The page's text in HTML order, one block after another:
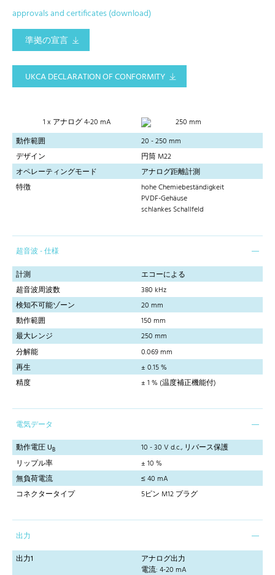
approvals and certificates (download)
準拠の宣言
UKCA DECLARATION OF CONFORMITY
1 x アナログ 4-20 mA
250 mm
動作範囲
20 - 250 mm
デザイン
円筒 M22
オペレーティングモード
アナログ距離計測
特徴
hohe Chemiebeständigkeit
PVDF-Gehäuse
schlankes Schallfeld
超音波 - 仕様
計測
エコーによる
超音波周波数
380 kHz
検知不可能ゾーン
20 mm
動作範囲
150 mm
最大レンジ
250 mm
分解能
0.069 mm
再生
± 0.15 %
精度
± 1 % (温度補正機能付)
電気データ
動作電圧 UB
10 - 30 V d.c., リバース保護
リップル率
± 10 %
無負荷電流
≤ 40 mA
コネクタータイプ
5ピン M12 プラグ
出力
出力1
アナログ出力
電流: 4-20 mA